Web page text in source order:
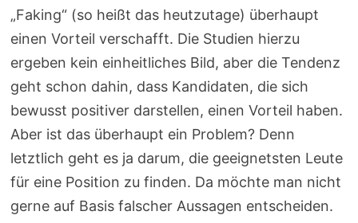
„Faking“ (so heißt das heutzutage) überhaupt
einen Vorteil verschafft. Die Studien hierzu
ergeben kein einheitliches Bild, aber die Tendenz
geht schon dahin, dass Kandidaten, die sich
bewusst positiver darstellen, einen Vorteil haben.
Aber ist das überhaupt ein Problem? Denn
letztlich geht es ja darum, die geeignetsten Leute
für eine Position zu finden. Da möchte man nicht
gerne auf Basis falscher Aussagen entscheiden.